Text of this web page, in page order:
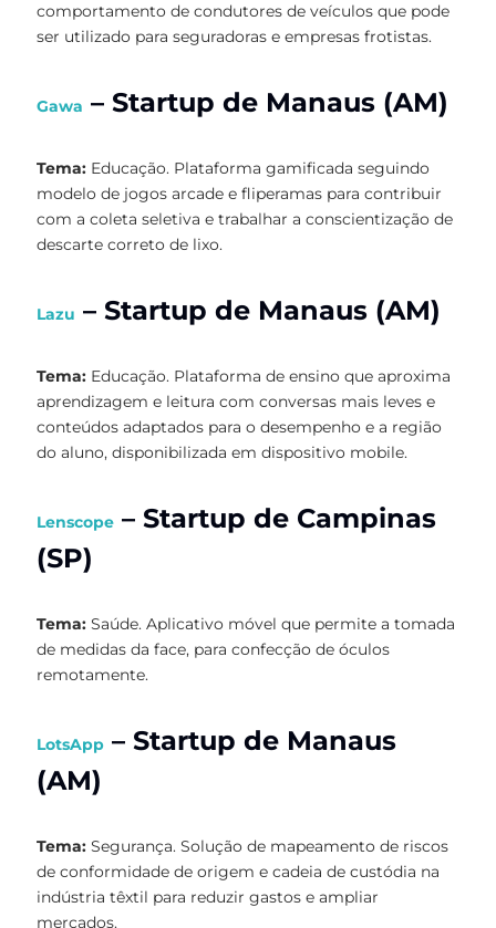
comportamento de condutores de veículos que pode
ser utilizado para seguradoras e empresas frotistas.
Gawa – Startup de Manaus (AM)
Tema: Educação. Plataforma gamificada seguindo
modelo de jogos arcade e fliperamas para contribuir
com a coleta seletiva e trabalhar a conscientização de
descarte correto de lixo.
Lazu – Startup de Manaus (AM)
Tema: Educação. Plataforma de ensino que aproxima
aprendizagem e leitura com conversas mais leves e
conteúdos adaptados para o desempenho e a região
do aluno, disponibilizada em dispositivo mobile.
Lenscope – Startup de Campinas
(SP)
Tema: Saúde. Aplicativo móvel que permite a tomada
de medidas da face, para confecção de óculos
remotamente.
LotsApp – Startup de Manaus
(AM)
Tema: Segurança. Solução de mapeamento de riscos
de conformidade de origem e cadeia de custódia na
indústria têxtil para reduzir gastos e ampliar
mercados.